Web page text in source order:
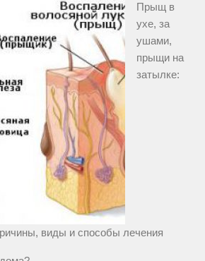
Прыщ в
ухе, за
ушами,
прыщи на
затылке:
виды и способы лечения